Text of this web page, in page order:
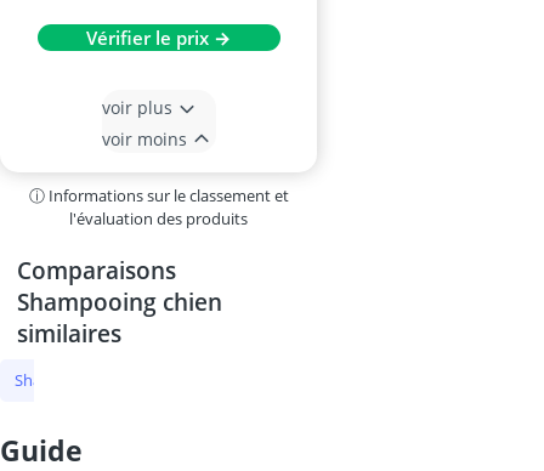
Vérifier le prix →
voir plus
voir moins
ⓘ Informations sur le classement et
l'évaluation des produits
Comparaisons
Shampooing chien
similaires
Shampooing chien
guide